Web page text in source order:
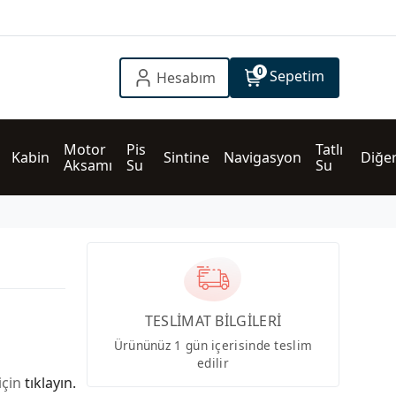
Hesabım 0 Sepetim
Kabin
Motor
Aksamı
Pis
Su
Sintine Navigasyon
Tatlı
Su
tıklayın.
TESLİMAT BİLGİLERİ
Ürününüz 1 gün içerisinde teslim
edilir